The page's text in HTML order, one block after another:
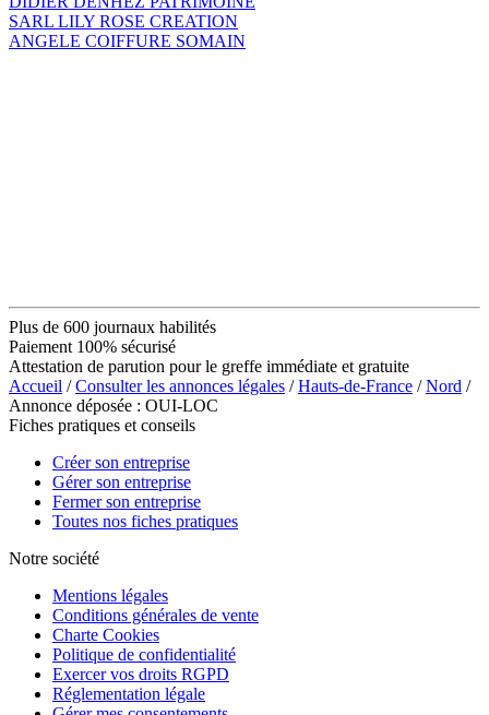
SARL LILY ROSE CREATION
ANGELE COIFFURE SOMAIN
Plus de 600 journaux habilités
Paiement 100% sécurisé
Attestation de parution pour le greffe immédiate et gratuite
Accueil /Consulter les annonces légales /Hauts-de-France /Nord /
Annonce déposée : OUI-LOC
Fiches pratiques et conseils
Créer son entreprise
Gérer son entreprise
Fermer son entreprise
Toutes nos fiches pratiques
Notre société
Mentions légales
Conditions générales de vente
Charte Cookies
Politique de confidentialité
Exercer vos droits RGPD
Réglementation légale